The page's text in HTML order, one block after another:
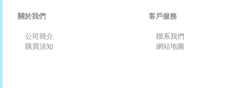
關於我們
公司簡介
購買須知
客戶服務
聯系我們
網站地圖